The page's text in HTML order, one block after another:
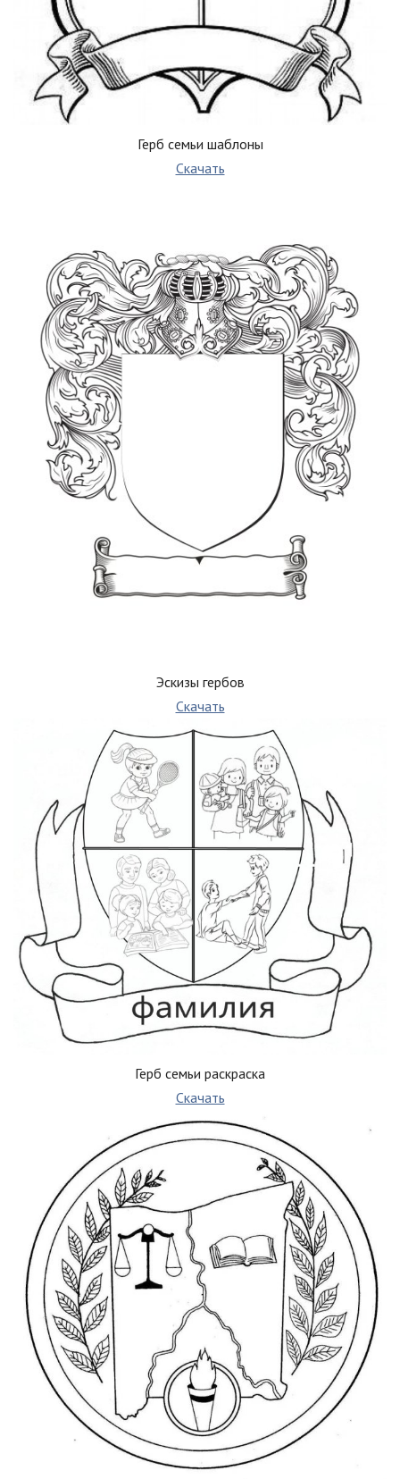
Герб семьи шаблоны
Скачать
Эскизы гербов
Скачать
Герб семьи раскраска
Скачать